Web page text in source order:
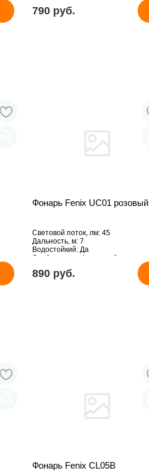
790 pуб.
Фонарь Fenix UC01 розовый
Световой поток, лм: 45
Дальность, м: 7
Водостойкий: Да
Особенности: Фонарик-брелок
890 pуб.
Фонарь Fenix CL05B